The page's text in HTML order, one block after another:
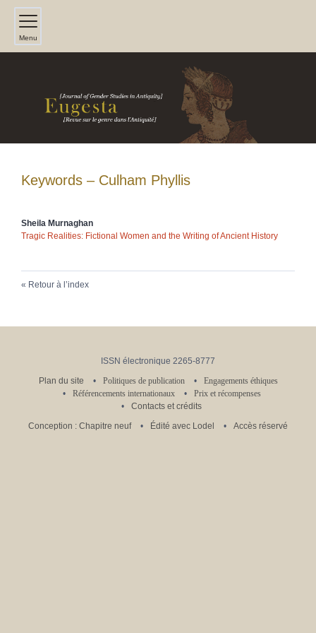
Menu
Keywords – Culham Phyllis
Sheila Murnaghan
Tragic Realities: Fictional Women and the Writing of Ancient History
Retour à l’index
ISSN électronique 2265-8777
Plan du site
Politiques de publication
Engagements éthiques
Référencements internationaux
Prix et récompenses
Contacts et crédits
Conception : Chapitre neuf
Édité avec Lodel Accès réservé